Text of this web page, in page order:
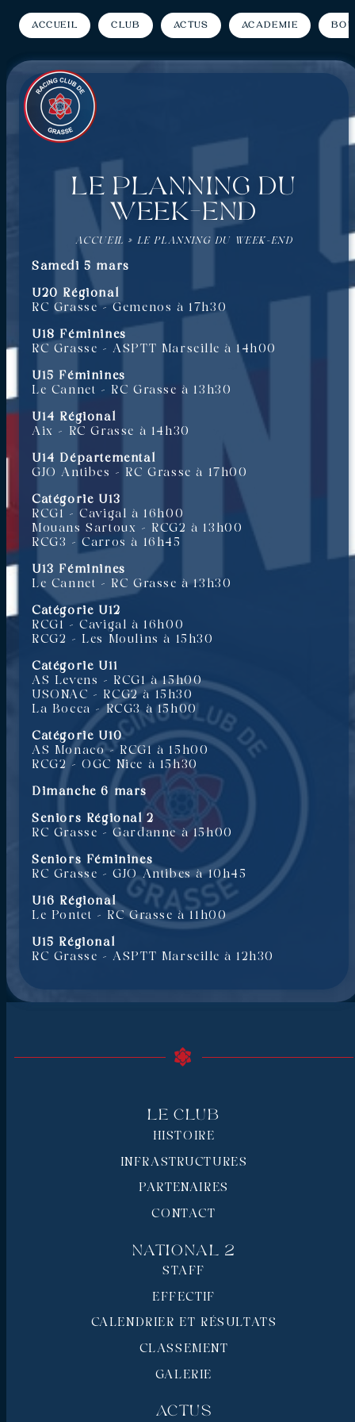
Accueil Club Actus Académie
Le planning du
week-end
ACCUEIL » LE PLANNING DU WEEK-END
Samedi 5 mars
U20 Régional
RC Grasse – Gemenos à 17h30
U18 Féminines
RC Grasse – ASPTT Marseille à 14h00
U15 Féminines
Le Cannet – RC Grasse à 13h30
U14 Régional
Aix – RC Grasse à 14h30
U14 Départemental
GJO Antibes – RC Grasse à 17h00
Catégorie U13
RCG1 – Cavigal à 16h00
Mouans Sartoux – RCG2 à 13h00
RCG3 – Carros à 16h45
U13 Féminines
Le Cannet – RC Grasse à 13h30
Catégorie U12
RCG1 – Cavigal à 16h00
RCG2 – Les Moulins à 15h30
Catégorie U11
AS Levens – RCG1 à 15h00
USONAC – RCG2 à 15h30
La Bocca – RCG3 à 15h00
Catégorie U10
AS Monaco – RCG1 à 15h00
RCG2 – OGC Nice à 15h30
Dimanche 6 mars
Seniors Régional 2
RC Grasse – Gardanne à 15h00
Seniors Féminines
RC Grasse – GJO Antibes à 10h45
U16 Régional
Le Pontet – RC Grasse à 11h00
U15 Régional
RC Grasse – ASPTT Marseille à 12h30
Le Club
HISTOIRE
INFRASTRUCTURES
PARTENAIRES
CONTACT
National 2
STAFF
EFFECTIF
CALENDRIER ET RÉSULTATS
CLASSEMENT
GALERIE
Actus